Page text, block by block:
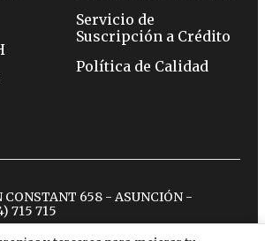
Servicio de
Suscripción a Crédito
Política de Calidad
658 - ASUNCIÓN -
715 715